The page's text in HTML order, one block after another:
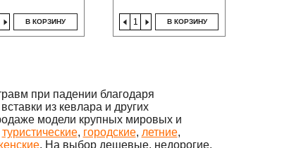
В КОРЗИНУ В КОРЗИНУ
при падении благодаря
из кевлара и других
модели крупных мировых и
туристические, городские, летние,
. На выбор дешевые, недорогие,